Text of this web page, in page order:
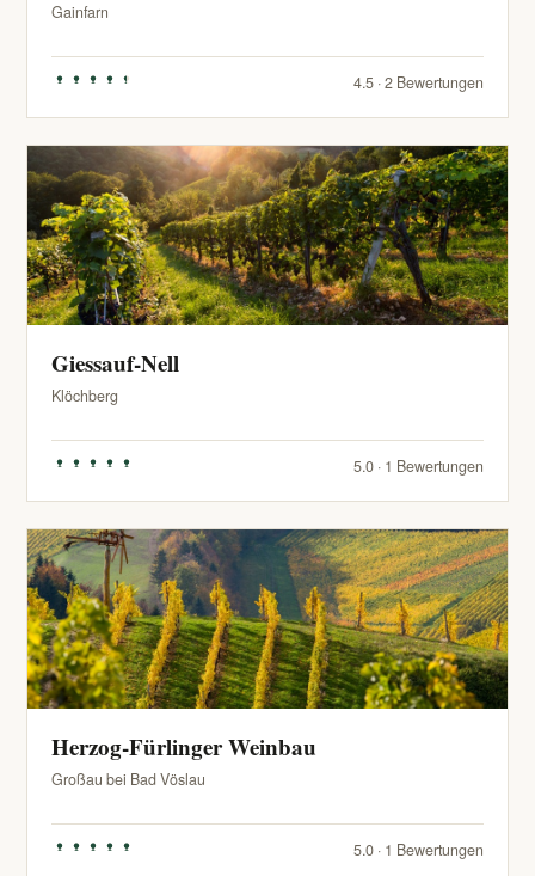
Gainfarn
4.5 · 2 Bewertungen
Giessauf-Nell
Klöchberg
5.0 · 1 Bewertungen
Herzog-Fürlinger Weinbau
Großau bei Bad Vöslau
5.0 · 1 Bewertungen